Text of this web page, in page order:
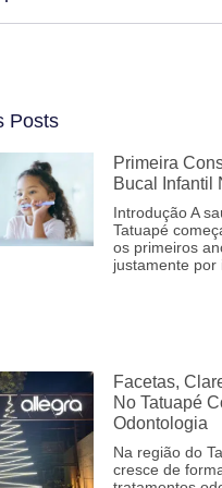
Posts
Primeira
Bucal Infantil
Introdução A
Tatuapé
os primeiros
justamente por
Facetas,
No Tatuapé
Odontologia
Na região do
cresce de